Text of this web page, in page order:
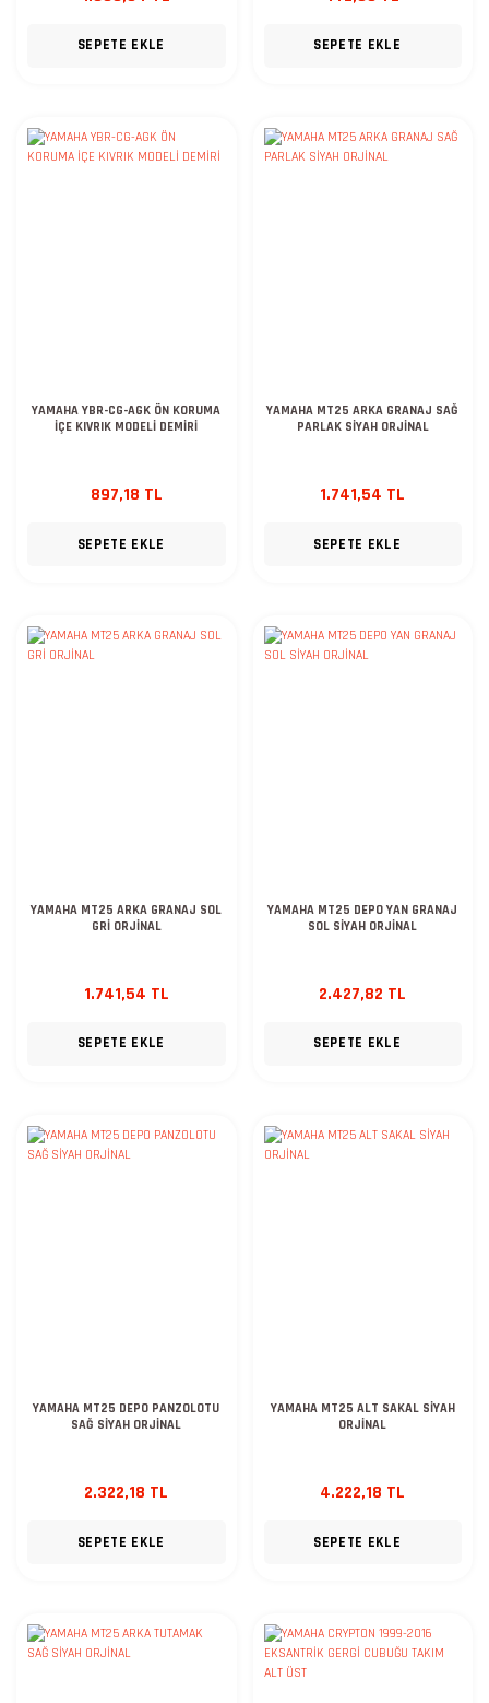
SEPETE EKLE SEPETE EKLE
YAMAHA YBR-CG-AGK ÖN KORUMA
İÇE KIVRIK MODELİ DEMİRİ
897,18 TL
SEPETE EKLE
YAMAHA MT25 ARKA GRANAJ SAĞ
PARLAK SİYAH ORJİNAL
1.741,54 TL
SEPETE EKLE
YAMAHA MT25 ARKA GRANAJ SOL
GRİ ORJİNAL
1.741,54 TL
SEPETE EKLE
YAMAHA MT25 DEPO YAN GRANAJ
SOL SİYAH ORJİNAL
2.427,82 TL
SEPETE EKLE
YAMAHA MT25 DEPO PANZOLOTU
SAĞ SİYAH ORJİNAL
2.322,18 TL
SEPETE EKLE
YAMAHA MT25 ALT SAKAL SİYAH
ORJİNAL
4.222,18 TL
SEPETE EKLE